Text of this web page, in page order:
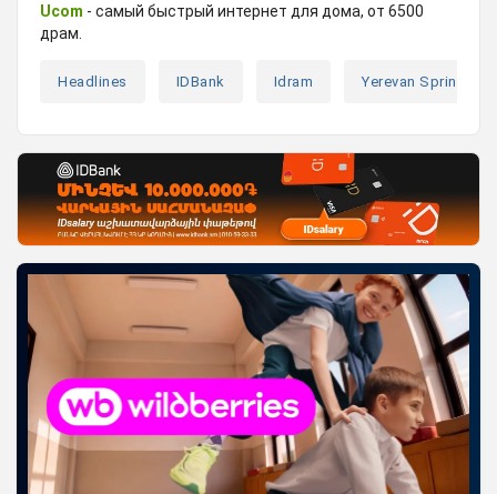
Ucom - самый быстрый интернет для дома, от 6500
драм.
Headlines IDBank Idram Yerevan Spring ID